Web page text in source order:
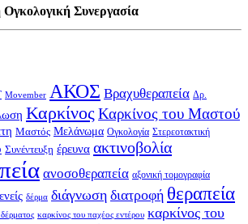
Ογκολογική Συνεργασία
Movember ΑΚΟΣ Βραχυθεραπεία Δρ.
Καρκίνος Καρκίνος του Μαστού
Μαστός Μελάνωμα Ογκολογία Στερεοτακτική
Συνέντευξη έρευνα ακτινοβολία
ανοσοθεραπεία αξονική τομογραφία
δέρμα διάγνωση διατροφή θεραπεία
καρκίνος του παχέος εντέρου καρκίνος του